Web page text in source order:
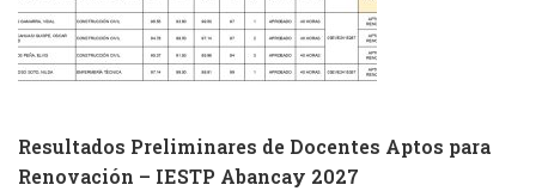
Resultados Preliminares de Docentes Aptos para
Renovación – IESTP Abancay 2027